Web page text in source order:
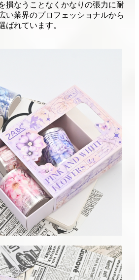
損なうことなくかなりの張力に耐
い業界のプロフェッショナルから
ばれています。